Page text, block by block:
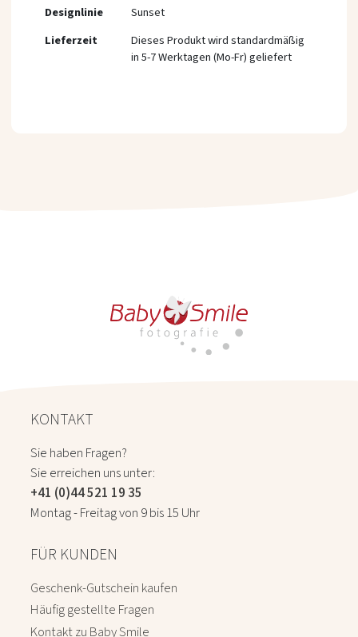
Mehr
Designlinie
Sunset
Lieferzeit
Dieses Produkt wird standardmäßig
in 5-7 Werktagen (Mo-Fr) geliefert
KONTAKT
Sie haben Fragen?
Sie erreichen uns unter:
+41 (0)44 521 19 35
Montag - Freitag von 9 bis 15 Uhr
FÜR KUNDEN
Geschenk-Gutschein kaufen
Häufig gestellte Fragen
Kontakt zu Baby Smile